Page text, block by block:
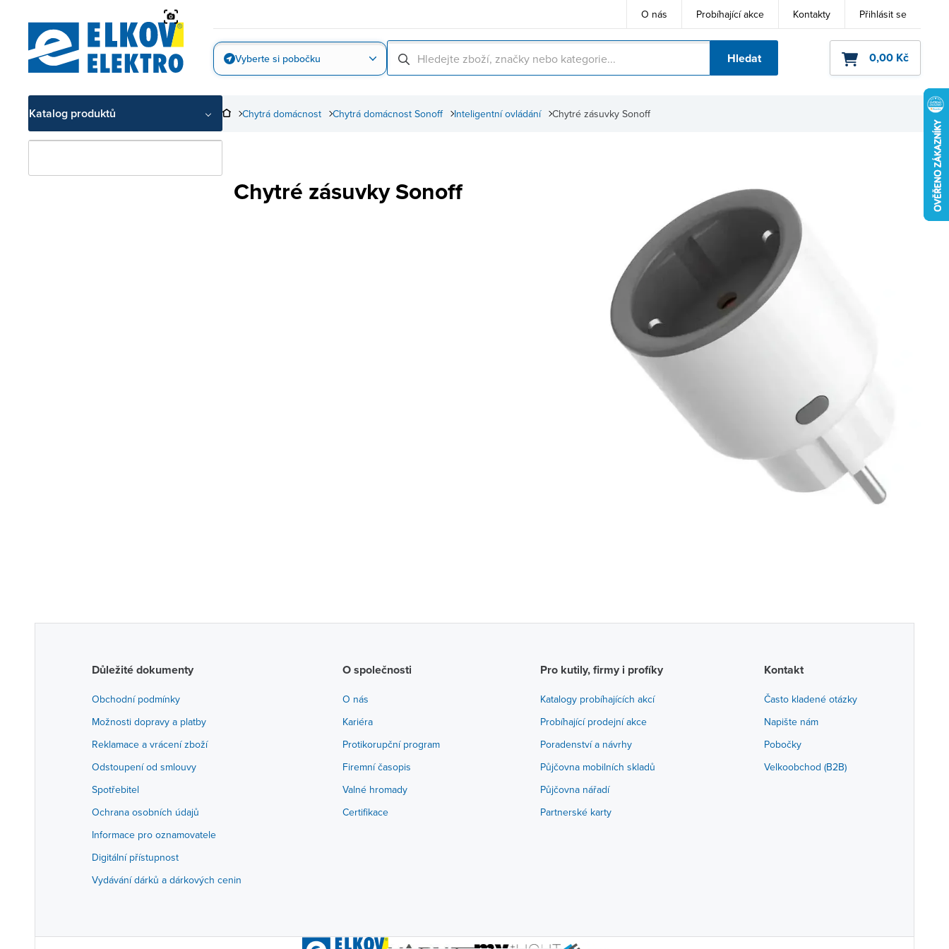
O nás Probíhající akce Kontakty Přihlásit se
Vyberte si pobočku Hledat 0,00 Kč
Katalog produktů Chytré zásuvky Sonoff
Inteligentní ovládání
Chytrá domácnost Sonoff
Chytrá domácnost
Chytré zásuvky Sonoff
Důležité dokumenty
Obchodní podmínky
Možnosti dopravy a platby
Reklamace a vrácení zboží
Odstoupení od smlouvy
Spotřebitel
Ochrana osobních údajů
Informace pro oznamovatele
Digitální přístupnost
Vydávání dárků a dárkových cenin
O společnosti
O nás
Kariéra
Protikorupční program
Firemní časopis
Valné hromady
Certifikace
Pro kutily, firmy i profíky
Katalogy probíhajících akcí
Probíhající prodejní akce
Poradenství a návrhy
Půjčovna mobilních skladů
Půjčovna nářadí
Partnerské karty
Kontakt
Často kladené otázky
Napište nám
Pobočky
Velkoobchod (B2B)